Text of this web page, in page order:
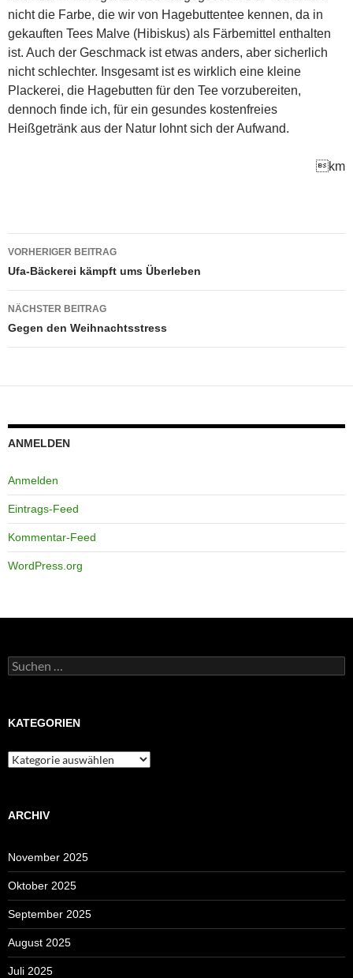
nicht die Farbe, die wir von Hagebuttentee kennen, da in
gekauften Tees Malve (Hibiskus) als Färbemittel enthalten
ist. Auch der Geschmack ist etwas anders, aber sicherlich
nicht schlechter. Insgesamt ist es wirklich eine kleine
Plackerei, die Hagebutten für den Tee vorzubereiten,
dennoch finde ich, für ein gesundes kostenfreies
Heißgetränk aus der Natur lohnt sich der Aufwand.
km
Beitragsnavigation
VORHERIGER BEITRAG
Ufa-Bäckerei kämpft ums Überleben
NÄCHSTER BEITRAG
Gegen den Weihnachtsstress
ANMELDEN
Anmelden
Eintrags-Feed
Kommentar-Feed
WordPress.org
Suchen
nach:
KATEGORIEN
Kategorien
ARCHIV
November 2025
Oktober 2025
September 2025
August 2025
Juli 2025